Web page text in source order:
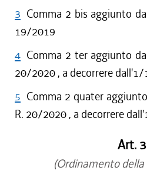
3 Comma 2 bis aggiunto
19/2019
4 Comma 2 ter aggiunto
20/2020 , a decorrere
5 Comma 2 quater
R. 20/2020 , a decorrere
Art. 3
(Ordinamento della